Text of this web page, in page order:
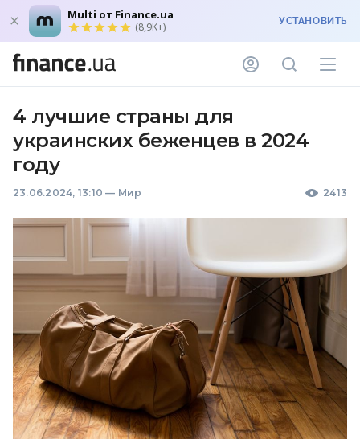
Multi от Finance.ua
(8,9K+) УСТАНОВИТЬ
4 лучшие страны для
украинских беженцев в 2024
году
23.06.2024, 13:10 — Мир 2413